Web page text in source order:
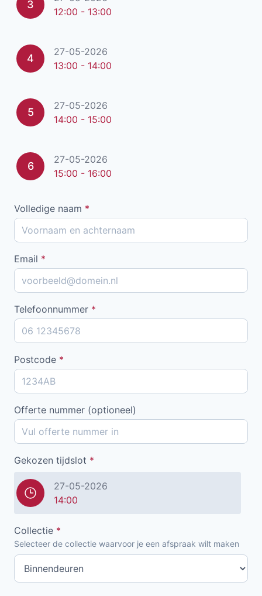
3
12:00 - 13:00
4
27-05-2026
13:00 - 14:00
5
27-05-2026
14:00 - 15:00
6
27-05-2026
15:00 - 16:00
Volledige naam *
Email *
Telefoonnummer *
Postcode *
Offerte nummer (optioneel)
Gekozen tijdslot *
27-05-2026
14:00
Collectie *
Selecteer de collectie waarvoor je een afspraak wilt maken